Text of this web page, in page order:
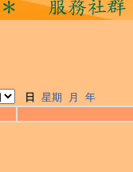
日 星期 月
年